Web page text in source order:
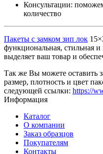
Консультации:
количество
Пакеты с замком зип лок
функциональная, стильная и
выделяет ваш товар и
Так же Вы можете оставить
размер, плотность и цвет
следующей ссылки: https://
Информация
Каталог
О компании
Заказ образцов
Покупателям
Контакты